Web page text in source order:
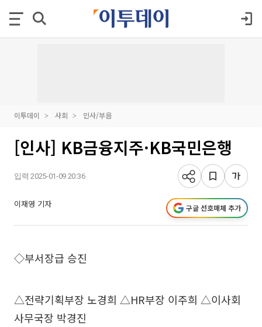
이투데이 사회 인사/부음
[인사] KB금융지주·KB국민은행
입력 2025-01-09 20:36
이재영 기자 구글 선호매체 추가
◇부서장급 승진
△전략기획부장 노경희 △HR부장 이주희 △이사회
사무국장 박경진